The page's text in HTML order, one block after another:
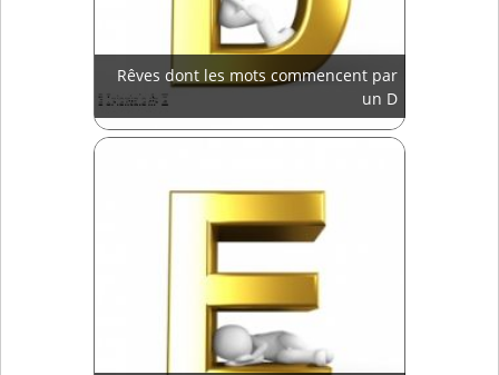
Rêves dont les mots commencent par
un D